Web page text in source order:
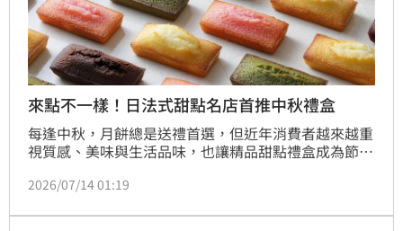
來點不一樣！日法式甜點名店首推中秋禮盒
每逢中秋，月餅總是送禮首選，但近年消費者越來越重
視質感、美味與生活品味，也讓精品甜點禮盒成為節慶
CHARPENTIER首度將中秋限定禮盒帶進台灣，以經典
菓，推出三款台灣限定中秋禮盒，價格從700元起。
2026/07/14 01:19